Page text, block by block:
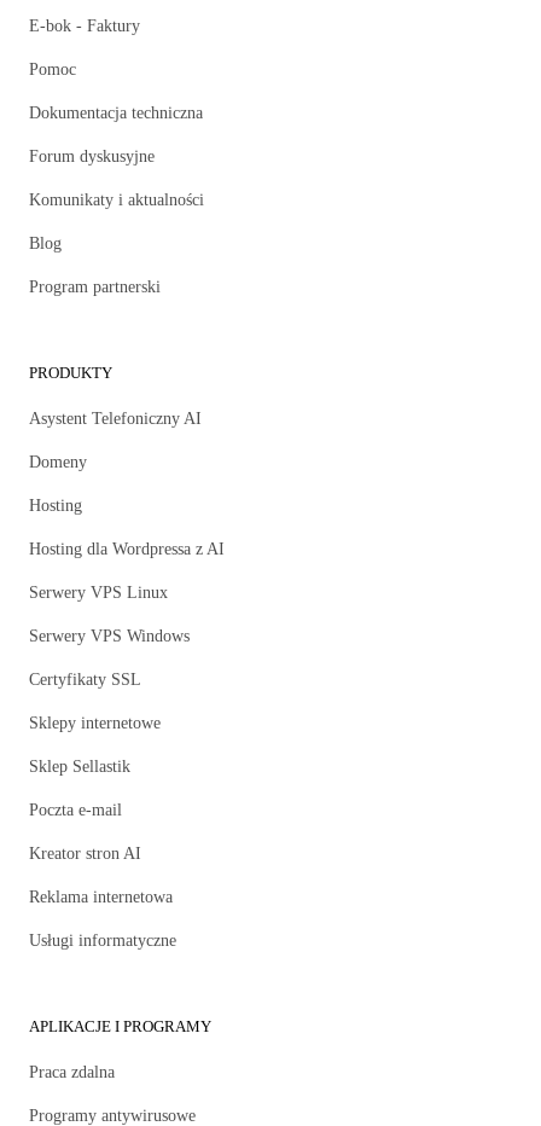
E-bok - Faktury
Pomoc
Dokumentacja techniczna
Forum dyskusyjne
Komunikaty i aktualności
Blog
Program partnerski
PRODUKTY
Asystent Telefoniczny AI
Domeny
Hosting
Hosting dla Wordpressa z AI
Serwery VPS Linux
Serwery VPS Windows
Certyfikaty SSL
Sklepy internetowe
Sklep Sellastik
Poczta e-mail
Kreator stron AI
Reklama internetowa
Usługi informatyczne
APLIKACJE I PROGRAMY
Praca zdalna
Programy antywirusowe